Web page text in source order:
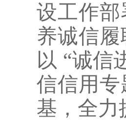
设工作
养诚信
以 “诚信
信信用
基，全力